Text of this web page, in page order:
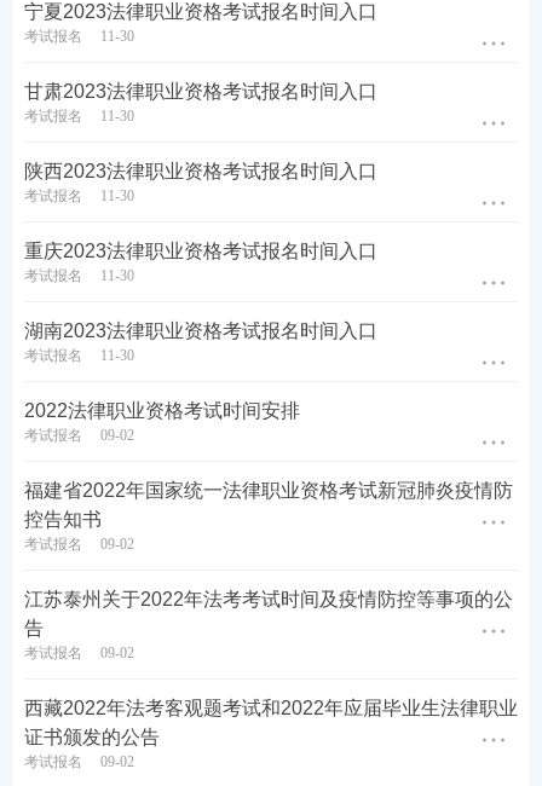
2023法考至尊班新考季火热招生： 班主任全程陪伴 小
分、4轮复习体系 主客一体顺利突破合格线！
点击购买，取证不等待
第一轮复习：【
第二轮复习：【 刷题强化记忆 】
式，掌握答题技巧
频得分考点，考前15页纸+音频磨耳朵,达到
背诵的熟练度
月冲刺接力，集中突破主观题知识点，掌握
只需要跟着老师学，顺利突破合格线♥
宁夏2023法律职业资格考试报名时间入口
考试报名 11-30
甘肃2023法律职业资格考试报名时间入口
考试报名 11-30
陕西2023法律职业资格考试报名时间入口
考试报名 11-30
重庆2023法律职业资格考试报名时间入口
考试报名 11-30
湖南2023法律职业资格考试报名时间入口
考试报名 11-30
2022法律职业资格考试时间安排
考试报名 09-02
福建省2022年国家统一法律职业资格考试新冠肺炎疫情防
控告知书
考试报名 09-02
江苏泰州关于2022年法考考试时间及疫情防控等事项的公
告
考试报名 09-02
西藏2022年法考客观题考试和2022年应届毕业生法律职业
证书颁发的公告
考试报名 09-02